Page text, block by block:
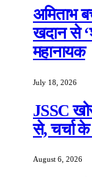
अमिताभ
खदान से
महानायक
July 18, 2026
JSSC
से, चर्चा के
August 6, 2026